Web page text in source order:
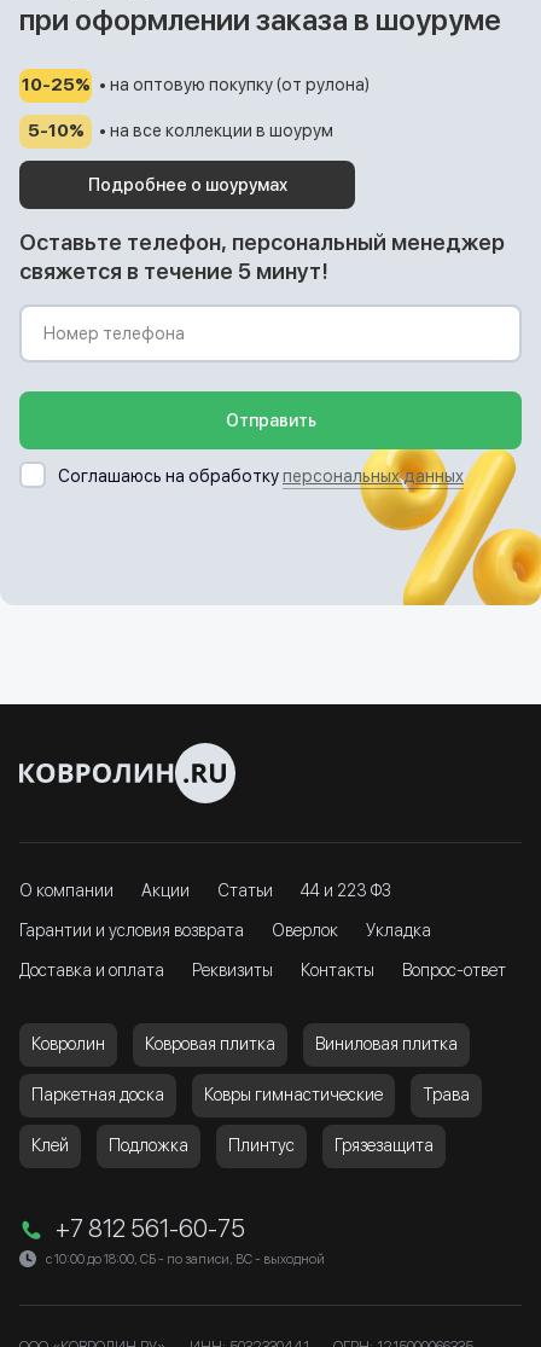
при оформлении заказа в шоуруме
10-25% • на оптовую покупку (от рулона)
5-10% • на все коллекции в шоурум
Подробнее о шоурумах
Оставьте телефон, персональный менеджер
свяжется в течение 5 минут!
Отправить
Соглашаюсь на обработкуперсональных данных
О компании Акции Статьи 44 и 223 ФЗ
Гарантии и условия возврата Оверлок Укладка
Доставка и оплата Реквизиты Контакты Вопрос-ответ
Ковролин Ковровая плитка Виниловая плитка
Паркетная доска Ковры гимнастические Трава
Клей Подложка Плинтус Грязезащита
+7 812 561-60-75
с 10:00 до 18:00, СБ - по записи, ВС - выходной